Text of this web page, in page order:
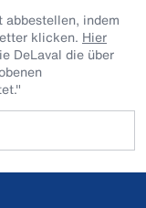
abbestellen, indem
klicken. Hier
DeLaval die über